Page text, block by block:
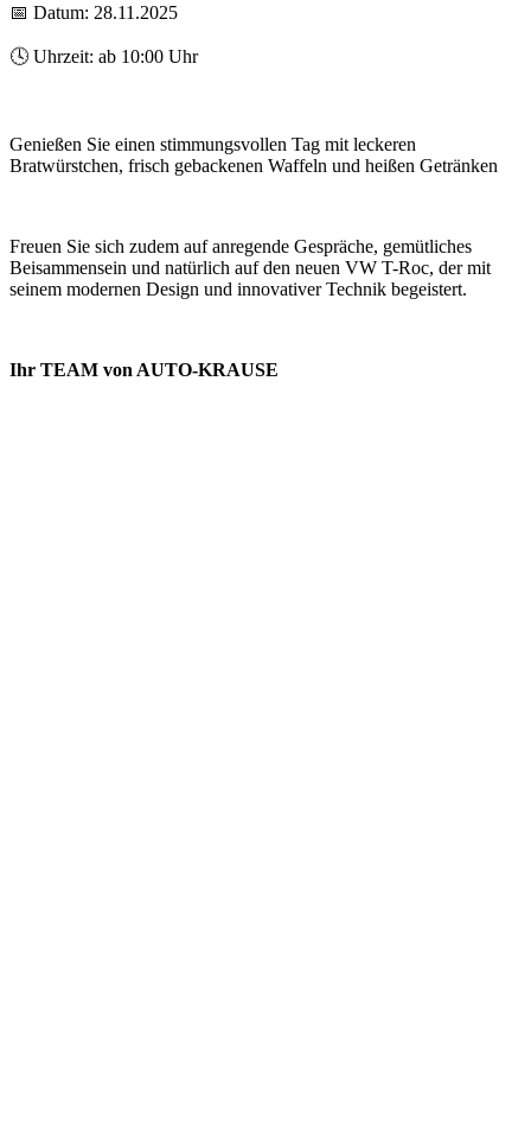
📅 Datum: 28.11.2025
🕓 Uhrzeit: ab 10:00 Uhr
Genießen Sie einen stimmungsvollen Tag mit leckeren
Bratwürstchen, frisch gebackenen Waffeln und heißen Getränken
Freuen Sie sich zudem auf anregende Gespräche, gemütliches
Beisammensein und natürlich auf den neuen VW T-Roc, der mit
seinem modernen Design und innovativer Technik begeistert.
Ihr TEAM von AUTO-KRAUSE